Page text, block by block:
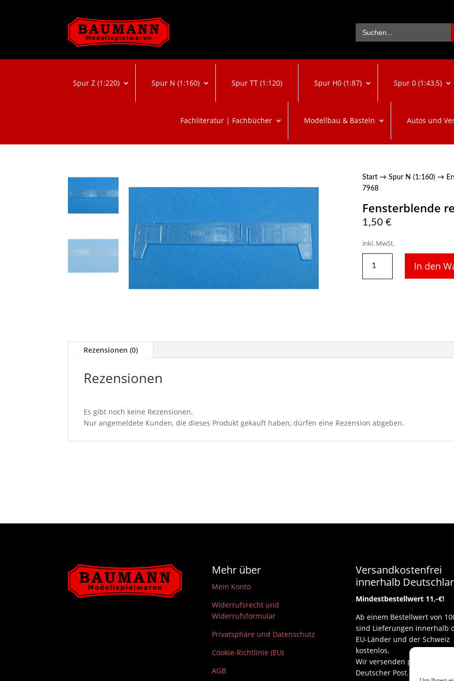
Search
for:
Spur Z (1:220) Spur N (1:160) Spur TT (1:120) Spur H0 (1:87) Spur 0 (1:43,5)
Fachliteratur | Fachbücher Modellbau & Basteln Autos und
Start→ Spur N (1:160)→
7968
Fensterblende
1,50 €
inkl. MwSt.
rechts
für
In den
Rezensionen (0)
Rezensionen
Es gibt noch keine Rezensionen.
Nur angemeldete Kunden, die dieses Produkt gekauft haben, dürfen eine Rezension abgeben.
Mehr über
Mein Konto
Widerrufsrecht und
Widerrufsformular
Privatsphäre und Datenschutz
Cookie-Richtlinie (EU)
AGB
Versandkostenfrei
innerhalb
Mindestbestellwert 11,-€!
Ab einem Bestellwert von
sind Lieferungen innerhalb
EU-Länder und der Schweiz
kostenlos.
Wir versenden per DHL und
Deutscher Post.